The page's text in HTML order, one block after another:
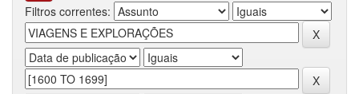
Filtros correntes: